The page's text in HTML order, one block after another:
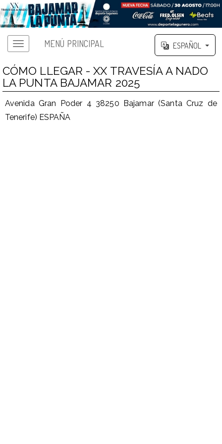
MENÚ PRINCIPAL ESPAÑOL
CÓMO LLEGAR - XX TRAVESÍA A NADO
LA PUNTA BAJAMAR 2025
Avenida Gran Poder 4 38250 Bajamar (Santa Cruz de
Tenerife) ESPAÑA